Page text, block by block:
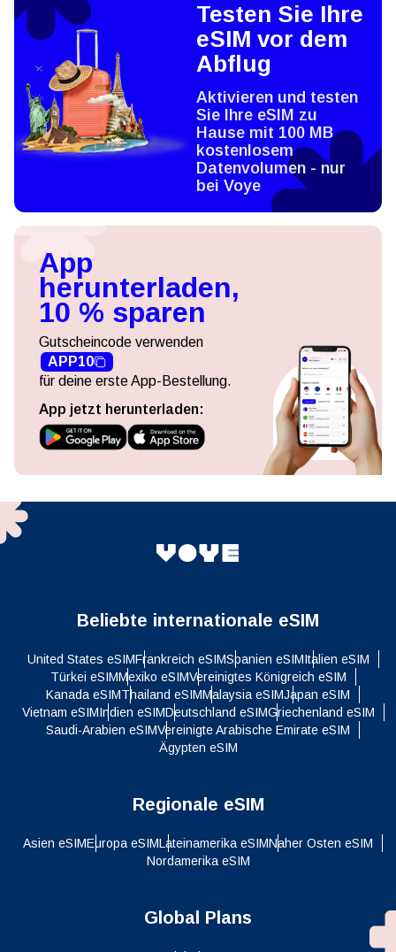
Testen Sie Ihre
eSIM vor dem
Abflug
Aktivieren und testen
Sie Ihre eSIM zu
Hause mit 100 MB
kostenlosem
Datenvolumen - nur
bei Voye
App
herunterladen,
10 % sparen
Gutscheincode verwenden
APP10
für deine erste App-Bestellung.
App jetzt herunterladen:
Beliebte internationale eSIM
United States eSIMFrankreich eSIMSpanien eSIMItalien eSIM
Türkei eSIMMexiko eSIMVereinigtes Königreich eSIM
Kanada eSIMThailand eSIMMalaysia eSIMJapan eSIM
Vietnam eSIMIndien eSIMDeutschland eSIMGriechenland eSIM
Saudi-Arabien eSIMVereinigte Arabische Emirate eSIM
Ägypten eSIM
Regionale eSIM
Asien eSIMEuropa eSIMLateinamerika eSIMNaher Osten eSIM
Nordamerika eSIM
Global Plans